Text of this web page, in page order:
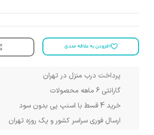
افزودن به علاقه مندی
پرداخت درب منزل در تهران
گارانتی 6 ماهه محصولات
خرید 4 قسط با اسنپ پی بدون سود
ارسال فوری سراسر کشور و یک روزه تهران